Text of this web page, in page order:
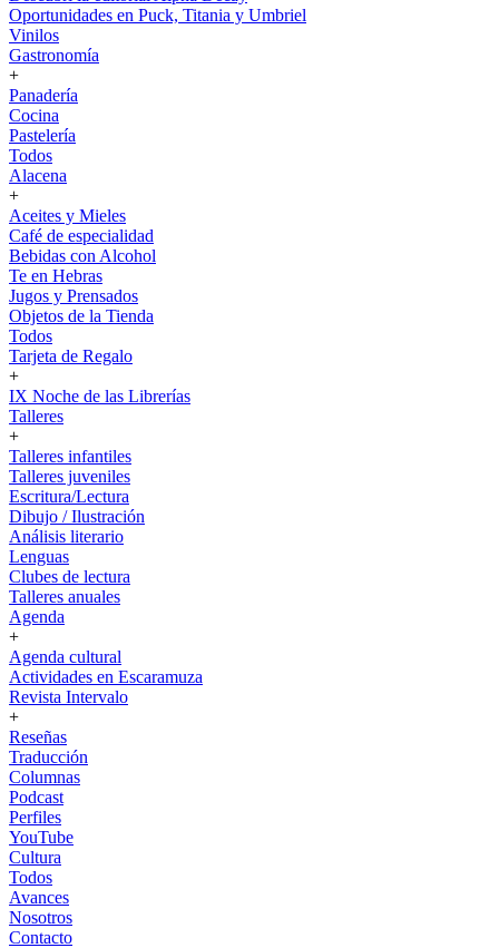
Oportunidades en Puck, Titania y Umbriel
Vinilos
Gastronomía
+
Panadería
Cocina
Pastelería
Todos
Alacena
+
Aceites y Mieles
Café de especialidad
Bebidas con Alcohol
Te en Hebras
Jugos y Prensados
Objetos de la Tienda
Todos
Tarjeta de Regalo
+
IX Noche de las Librerías
Talleres
+
Talleres infantiles
Talleres juveniles
Escritura/Lectura
Dibujo / Ilustración
Análisis literario
Lenguas
Clubes de lectura
Talleres anuales
Agenda
+
Agenda cultural
Actividades en Escaramuza
Revista Intervalo
+
Reseñas
Traducción
Columnas
Podcast
Perfiles
YouTube
Cultura
Todos
Avances
Nosotros
Contacto